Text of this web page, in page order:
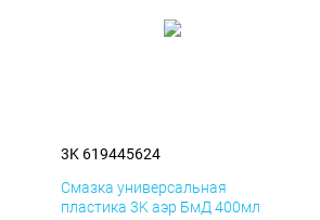
3K 619445624
Смазка универсальная
пластика 3K аэр БмД 400мл